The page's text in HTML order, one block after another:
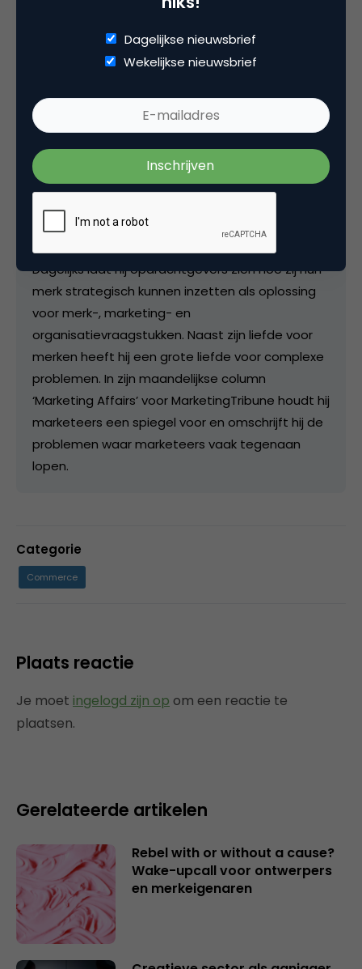
Deel dit artikel
Kopieer link
Julian Stevense
Dagelijks laat hij opdrachtgevers zien hoe zij hun
merk strategisch kunnen inzetten als oplossing
voor merk-, marketing- en
organisatievraagstukken. Naast zijn liefde voor
merken heeft hij een grote liefde voor complexe
problemen. In zijn maandelijkse column
‘Marketing Affairs’ voor MarketingTribune houdt hij
marketeers een spiegel voor en omschrijft hij de
problemen waar marketeers vaak tegenaan
lopen.
Categorie
Commerce
Plaats reactie
Je moet ingelogd zijn op om een reactie te
plaatsen.
Gerelateerde artikelen
Rebel with or without a cause?
Wake-upcall voor ontwerpers
en merkeigenaren
Dagelijkse nieuwsbrief
Wekelijkse nieuwsbrief